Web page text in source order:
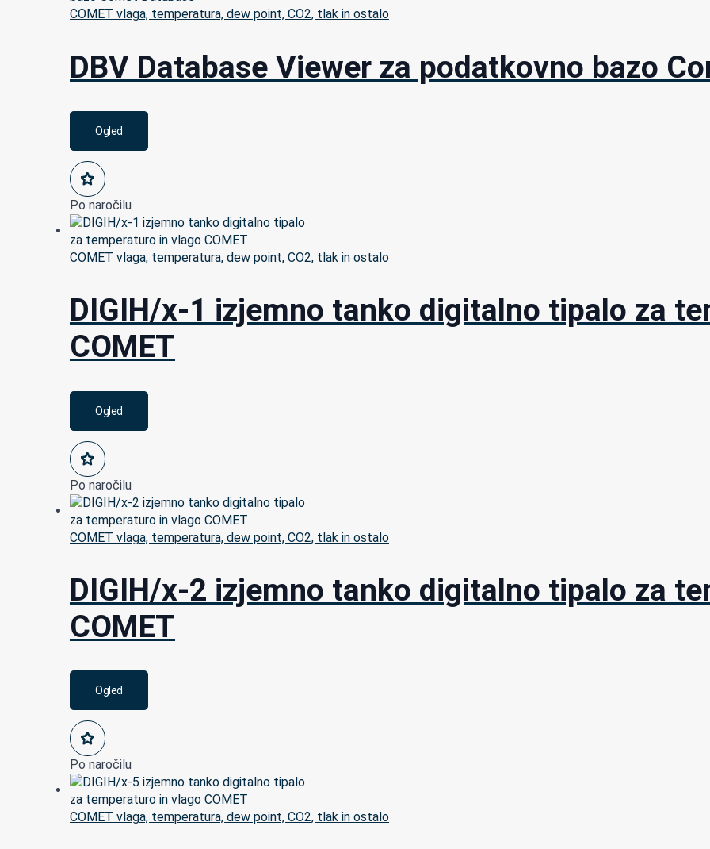
COMET vlaga, temperatura, dew point, CO2, tlak in ostalo
DBV Database Viewer za podatkovno bazo
Ogled
Po naročilu
COMET vlaga, temperatura, dew point, CO2, tlak in ostalo
DIGIH/x-1 izjemno tanko digitalno tipalo za
COMET
Ogled
Po naročilu
COMET vlaga, temperatura, dew point, CO2, tlak in ostalo
DIGIH/x-2 izjemno tanko digitalno tipalo za
COMET
Ogled
Po naročilu
COMET vlaga, temperatura, dew point, CO2, tlak in ostalo